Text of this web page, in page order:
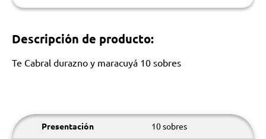
Descripción de producto:
Te Cabral durazno y maracuyá 10 sobres
Presentación 10 sobres